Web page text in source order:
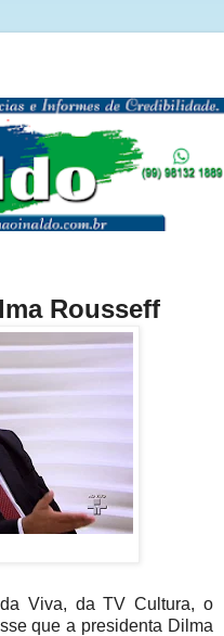
Rousseff
Viva, da TV Cultura, o
que a presidenta Dilma